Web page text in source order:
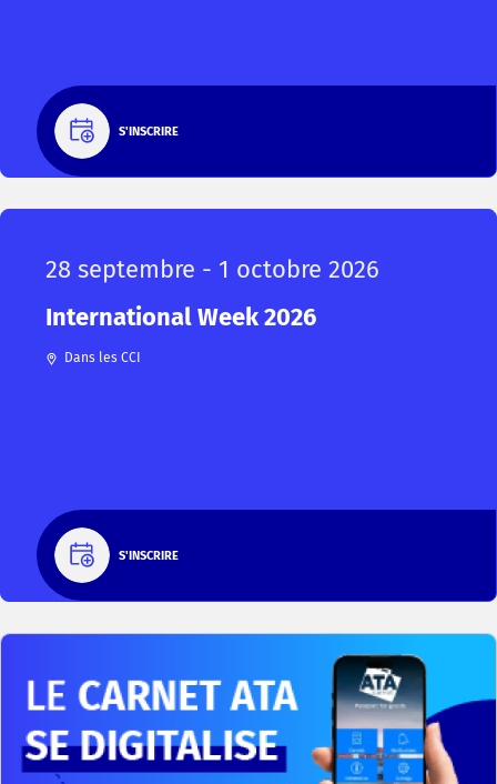
S'INSCRIRE
28 septembre - 1 octobre 2026
International Week 2026
Dans les CCI
S'INSCRIRE